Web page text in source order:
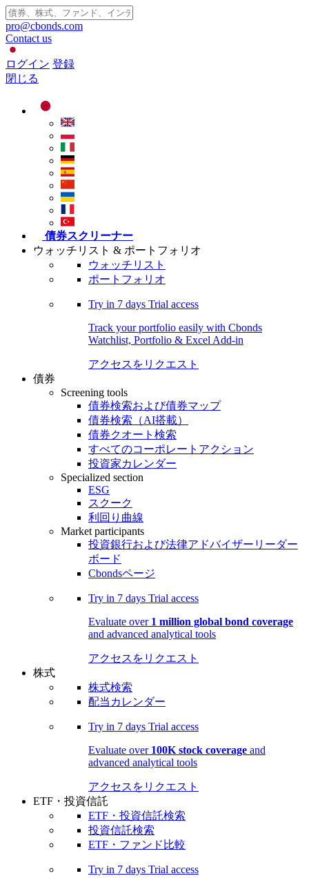
pro@cbonds.com
Contact us
ログイン 登録
閉じる
債券スクリーナー
ウォッチリスト & ポートフォリオ
ウォッチリスト
ポートフォリオ
Try in 7 days Trial access
Track your portfolio easily with Cbonds
Watchlist, Portfolio & Excel Add-in
アクセスをリクエスト
債券
Screening tools
債券検索および債券マップ
債券検索（AI搭載）
債券クオート検索
すべてのコーポレートアクション
投資家カレンダー
Specialized section
ESG
スクーク
利回り曲線
Market participants
投資銀行および法律アドバイザーリーダー
ボード
Cbondsページ
Try in 7 days Trial access
Evaluate over 1 million global bond coverage
and advanced analytical tools
アクセスをリクエスト
株式
株式検索
配当カレンダー
Try in 7 days Trial access
Evaluate over 100K stock coverage and
advanced analytical tools
アクセスをリクエスト
ETF・投資信託
ETF・投資信託検索
投資信託検索
ETF・ファンド比較
Try in 7 days Trial access